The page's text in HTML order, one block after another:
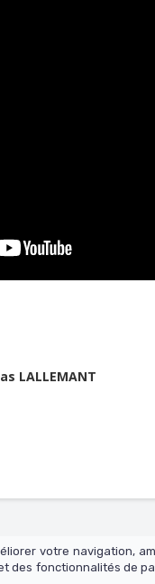
LALLEMANT
votre navigation,
des fonctionnalités de